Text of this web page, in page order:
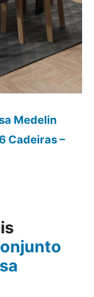
Medelin
Cadeiras –